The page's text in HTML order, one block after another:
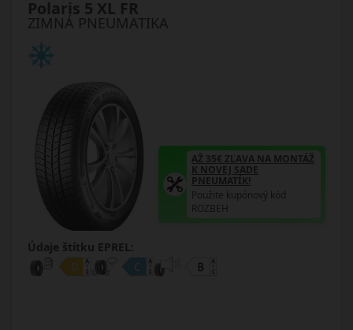
ZIMNÁ PNEUMATIKA
Polaris 5 XL FR
AŽ 35€ ZĽAVA NA MONTÁŽ
K NOVEJ SADE
PNEUMATÍK!
Použite kupónový kód
ROZBEH
Údaje štítku EPREL: